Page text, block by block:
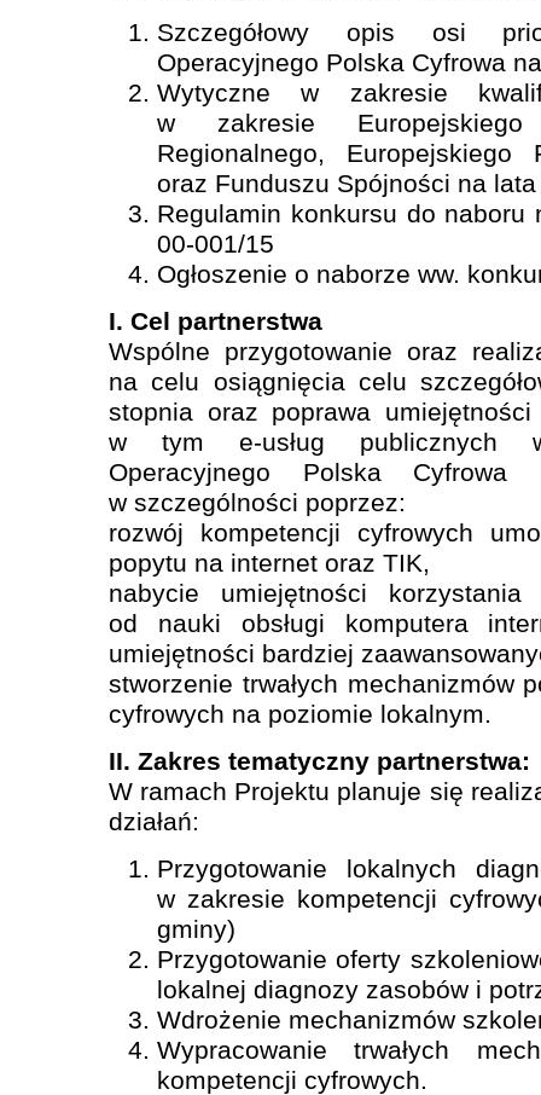
Szczegółowy opis osi
Operacyjnego Polska Cyfrowa
Wytyczne w zakresie
w zakresie
Regionalnego, Europejskiego
oraz Funduszu Spójności na
Regulamin konkursu do naboru
00-001/15
Ogłoszenie o naborze ww.
I. Cel partnerstwa
Wspólne przygotowanie oraz
na celu osiągnięcia celu
stopnia oraz poprawa
w tym e-usług publicznych
Operacyjnego Polska
w szczególności poprzez:
rozwój kompetencji cyfrowych
popytu na internet oraz TIK,
nabycie umiejętności
od nauki obsługi komputera
umiejętności bardziej
stworzenie trwałych mechanizmów
cyfrowych na poziomie lokalnym.
II. Zakres tematyczny partnerstwa:
W ramach Projektu planuje się
działań:
Przygotowanie lokalnych
w zakresie kompetencji
gminy)
Przygotowanie oferty
lokalnej diagnozy zasobów i
Wdrożenie mechanizmów
Wypracowanie trwałych
kompetencji cyfrowych.